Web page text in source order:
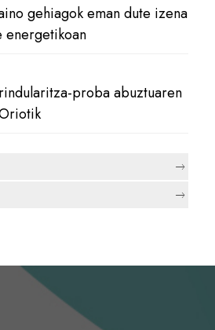
gehiagok eman dute izena
energetikoan
proba abuztuaren